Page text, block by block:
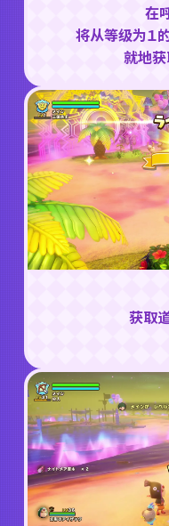
在
将从等级为１
就地
获取